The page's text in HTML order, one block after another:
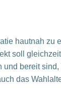
hautnah zu
soll
bereit
das